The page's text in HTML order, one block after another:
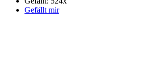
Gefällt mir